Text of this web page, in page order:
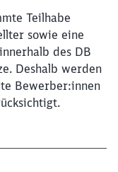
Teilhabe
sowie eine
des DB
Deshalb werden
Bewerber:innen